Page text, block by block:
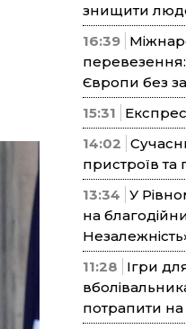
знищити
16:39
перевезення:
Європи без
15:31
14:02
пристроїв та
13:34 У
на
11:28
Ігри
потрапити